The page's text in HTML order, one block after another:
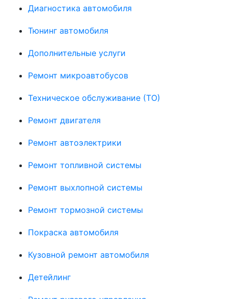
Диагностика автомобиля
Тюнинг автомобиля
Дополнительные услуги
Ремонт микроавтобусов
Техническое обслуживание (ТО)
Ремонт двигателя
Ремонт автоэлектрики
Ремонт топливной системы
Ремонт выхлопной системы
Ремонт тормозной системы
Покраска автомобиля
Кузовной ремонт автомобиля
Детейлинг